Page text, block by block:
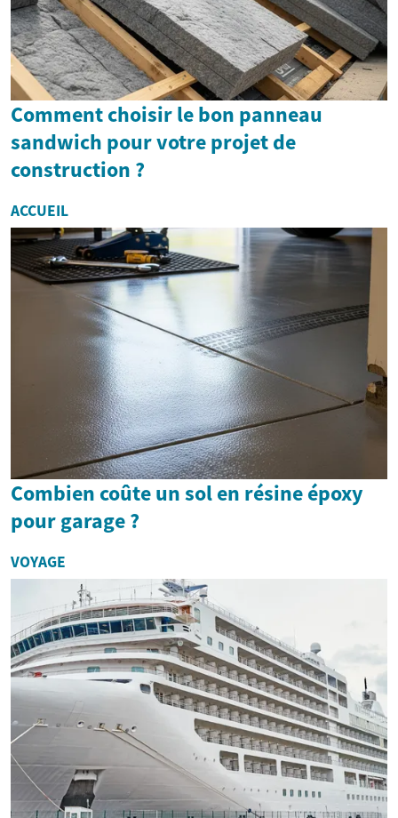
Comment choisir le bon panneau
sandwich pour votre projet de
construction ?
ACCUEIL
Combien coûte un sol en résine époxy
pour garage ?
VOYAGE